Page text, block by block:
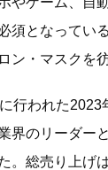
須となってい
ン・マスクを
行われた2023
界のリーダー
。総売り上げ